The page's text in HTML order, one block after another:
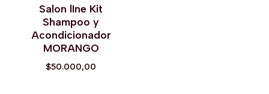
Salon lIne Kit
Shampoo y
Acondicionador
MORANGO
$50.000,00